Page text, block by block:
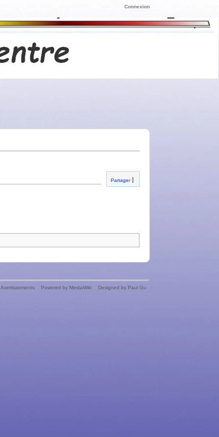
Connexion
Partager
Avertissements Powered by MediaWiki Designed by Paul Gu